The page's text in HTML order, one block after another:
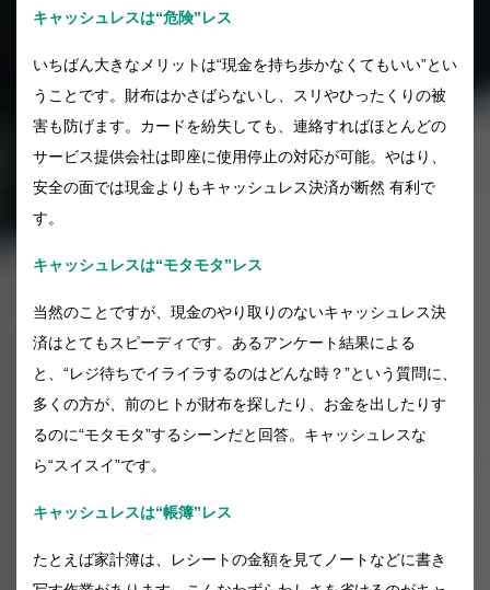
キャッシュレスは“危険”レス
いちばん大きなメリットは“現金を持ち歩かなくてもいい”とい
うことです。財布はかさばらないし、スリやひったくりの被
害も防げます。カードを紛失しても、連絡すればほとんどの
サービス提供会社は即座に使用停止の対応が可能。やはり、
安全の面では現金よりもキャッシュレス決済が断然 有利で
す。
キャッシュレスは“モタモタ”レス
当然のことですが、現金のやり取りのないキャッシュレス決
済はとてもスピーディです。あるアンケート結果による
と、“レジ待ちでイライラするのはどんな時？”という質問に、
多くの方が、前のヒトが財布を探したり、お金を出したりす
るのに“モタモタ”するシーンだと回答。キャッシュレスな
ら“スイスイ”です。
キャッシュレスは“帳簿”レス
たとえば家計簿は、レシートの金額を見てノートなどに書き